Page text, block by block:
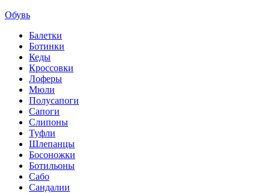
Обувь
Балетки
Ботинки
Кеды
Кроссовки
Лоферы
Мюли
Полусапоги
Сапоги
Слипоны
Туфли
Шлепанцы
Босоножки
Ботильоны
Сабо
Сандалии